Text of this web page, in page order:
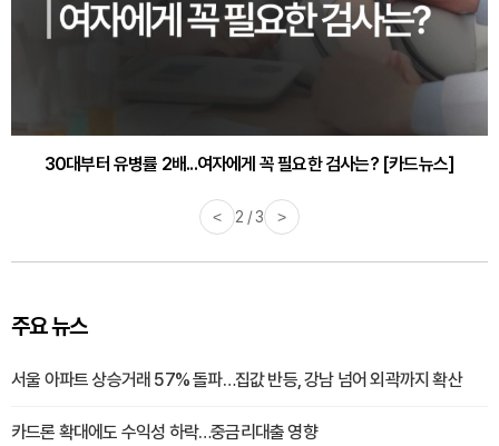
30대부터 유병률 2배...여자에게 꼭 필요한 검사는? [카드뉴스]
< 2 / 3 >
주요 뉴스
서울 아파트 상승거래 57% 돌파…집값 반등, 강남 넘어 외곽까지 확산
카드론 확대에도 수익성 하락…중금리대출 영향